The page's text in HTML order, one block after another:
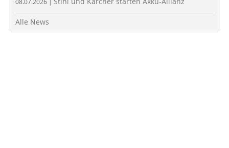
08.07.2026 |
Alle News